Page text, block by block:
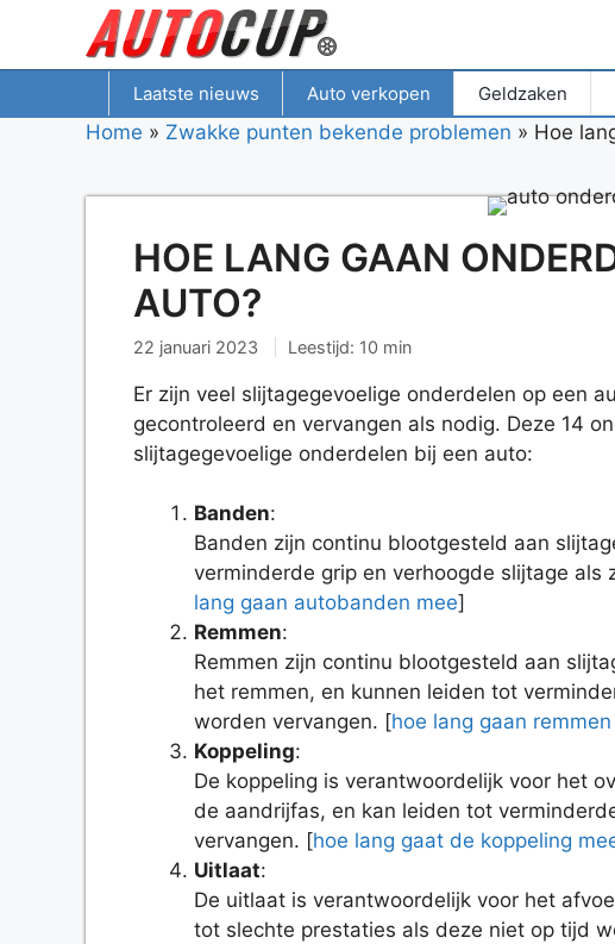
inhoud
Laatste nieuws Auto verkopen Geldzaken
Home » Zwakke punten bekende problemen » Hoe
HOE LANG GAAN
AUTO?
22 januari 2023 Leestijd: 10 min
Er zijn veel slijtagegevoelige onderdelen op een
gecontroleerd en vervangen als nodig. Deze 14
slijtagegevoelige onderdelen bij een auto:
Banden:
Banden zijn continu blootgesteld aan
verminderde grip en verhoogde slijtage
lang gaan autobanden mee]
Remmen:
Remmen zijn continu blootgesteld aan
het remmen, en kunnen leiden tot
worden vervangen. [hoe lang gaan
Koppeling:
De koppeling is verantwoordelijk voor het
de aandrijfas, en kan leiden tot
vervangen. [hoe lang gaat de koppeling
Uitlaat:
De uitlaat is verantwoordelijk voor het
tot slechte prestaties als deze niet op tijd